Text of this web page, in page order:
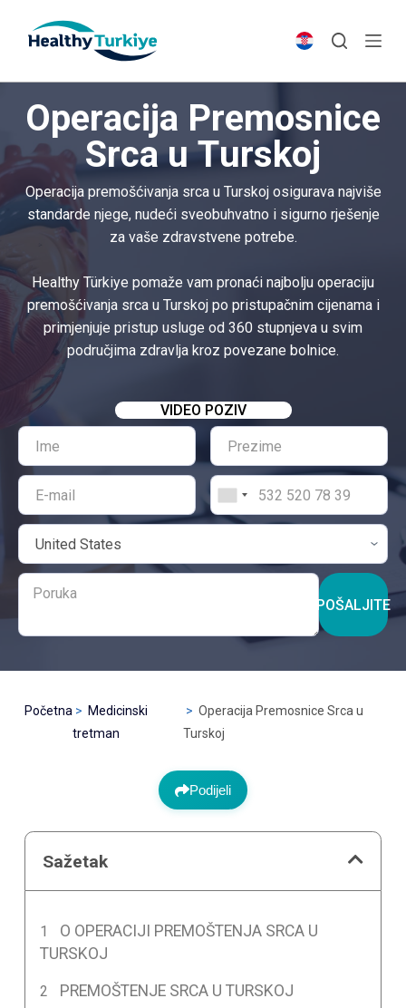
p
c
Operacija Premosnice
Srca u Turskoj
Operacija premošćivanja srca u Turskoj osigurava najviše
standarde njege, nudeći sveobuhvatno i sigurno rješenje
za vaše zdravstvene potrebe.
Healthy Türkiye pomaže vam pronaći najbolju operaciju
premošćivanja srca u Turskoj po pristupačnim cijenama i
primjenjuje pristup usluge od 360 stupnjeva u svim
područjima zdravlja kroz povezane bolnice.
VIDEO POZIV
POŠALJITE
Početna
Medicinski
tretman
Operacija Premosnice Srca u
Turskoj
Podijeli
Sažetak
O OPERACIJI PREMOŠTENJA SRCA U
TURSKOJ
PREMOŠTENJE SRCA U TURSKOJ